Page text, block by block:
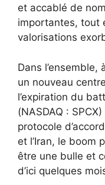
et accablé de
importantes, tout
valorisations
Dans
un nouveau
l’expiration du
(NASDAQ :
protocole
et l’Iran, le boom
être une bulle et
d’ici quelques